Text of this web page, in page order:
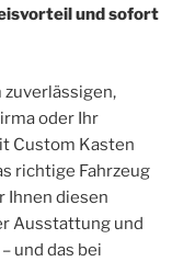
und sofort
zuverlässigen,
oder Ihr
Custom Kasten
richtige Fahrzeug
Ihnen diesen
Ausstattung und
und das bei